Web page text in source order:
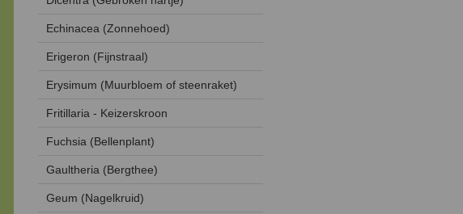
Echinacea (Zonnehoed)
Erigeron (Fijnstraal)
Erysimum (Muurbloem of steenraket)
Fritillaria - Keizerskroon
Fuchsia (Bellenplant)
Gaultheria (Bergthee)
Geum (Nagelkruid)